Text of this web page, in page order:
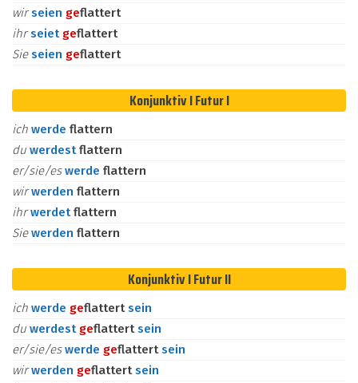
wirseien geflattert
ihrseiet geflattert
Sieseien geflattert
Konjunktiv I Futur I
ich werde flattern
du werdestflattern
er/sie/eswerde flattern
wirwerden flattern
ihrwerdetflattern
Siewerden flattern
Konjunktiv I Futur II
ich werde geflattertsein
du werdest geflattertsein
er/sie/eswerde geflattertsein
wirwerden geflattertsein